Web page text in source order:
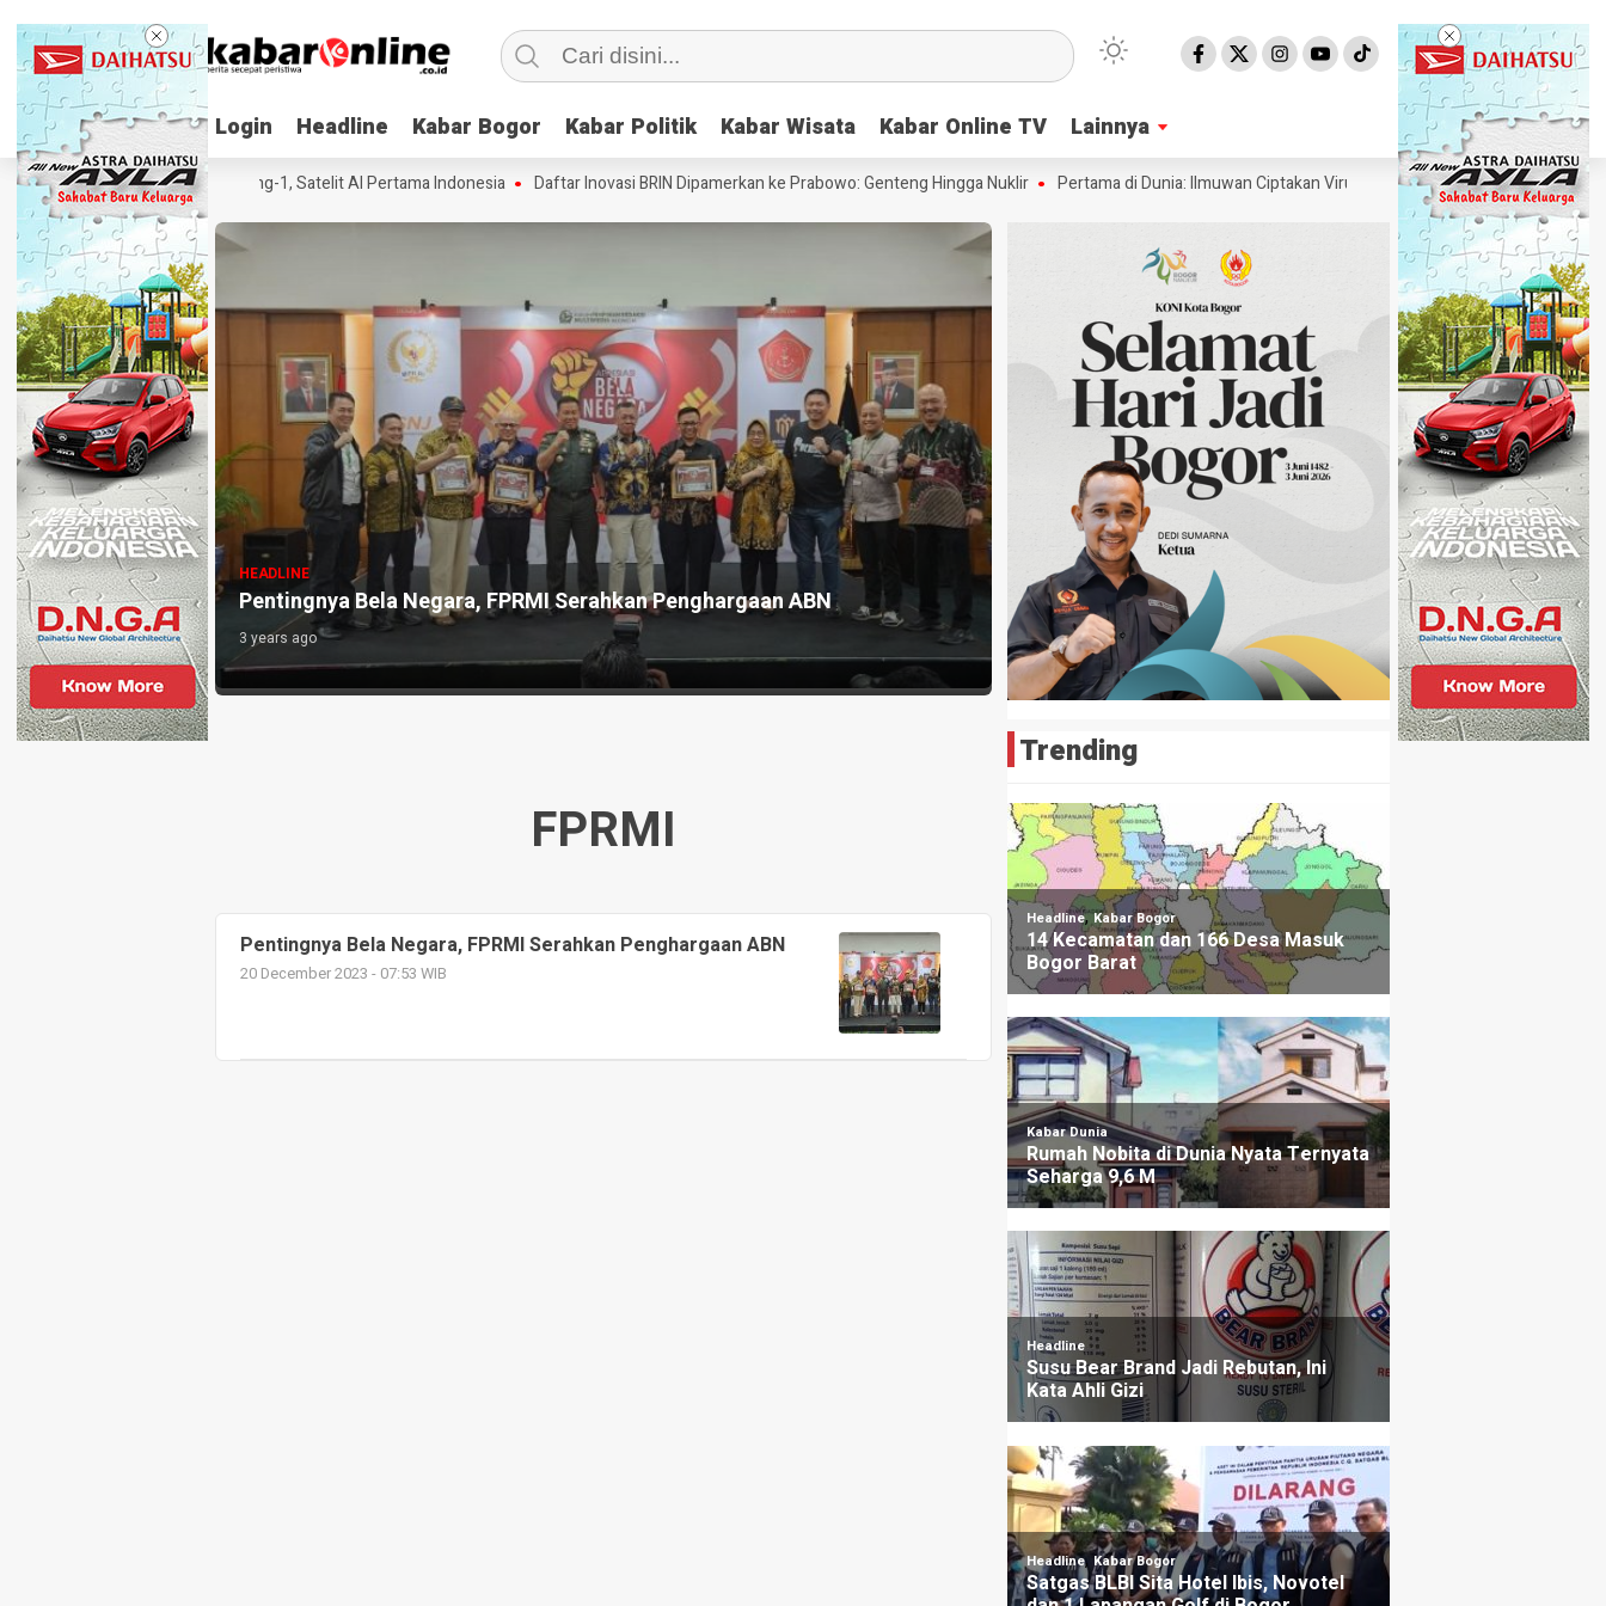
Login Headline Kabar Bogor Kabar Politik Kabar Wisata Kabar Online TV Lainnya
Login Headline Kabar Bogor Kabar Politik Kabar Wisata Kabar Online TV Lainnya
dan Spesifikasi Lampung-1, Satelit AI Pertama Indonesia Daftar Inovasi BRIN Dipamerkan ke Prabowo: Genteng Hingga Nuklir Pertama di Dunia: Ilmuwan Ciptakan Virus Pakai AI Ahli Ungkap Penampakan
HEADLINE
Pentingnya Bela Negara, FPRMI Serahkan Penghargaan ABN
3 years ago
FPRMI
Pentingnya Bela Negara, FPRMI Serahkan Penghargaan ABN
20 December 2023 - 07:53 WIB
Trending